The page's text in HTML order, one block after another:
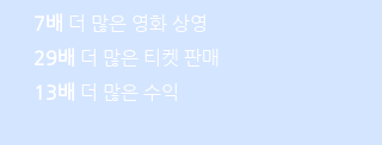
7배 더 많은 영화 상영
29배 더 많은 티켓 판매
13배 더 많은 수익